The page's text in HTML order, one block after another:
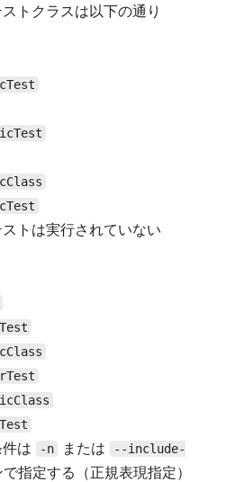
トクラスは以下の通り
トは実行されていない
は -n または
--include-
指定する（正規表現指定）